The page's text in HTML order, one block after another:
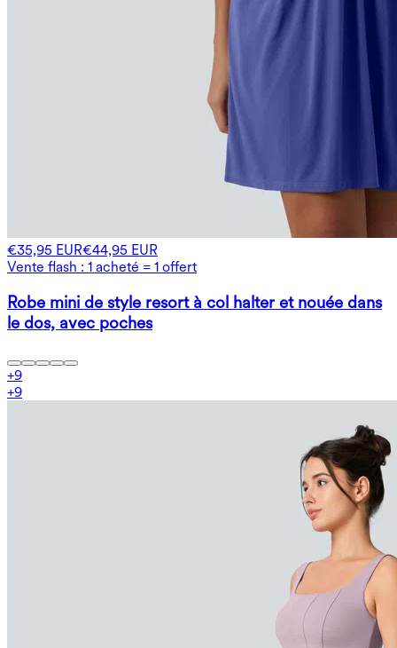
€35,95 EUR€44,95 EUR
Vente flash : 1 acheté = 1 offert
Robe mini de style resort à col halter et nouée dans
le dos, avec poches
+9
+9